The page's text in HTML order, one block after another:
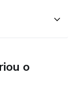
o